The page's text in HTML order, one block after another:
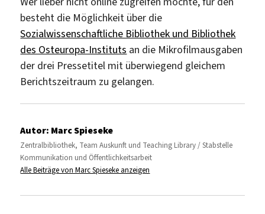
besteht die Möglichkeit über die
Sozialwissenschaftliche Bibliothek und Bibliothek
des Osteuropa-Instituts an die Mikrofilmausgaben
der drei Pressetitel mit überwiegend gleichem
Berichtszeitraum zu gelangen.
Autor: Marc Spieseke
Zentralbibliothek, Team Auskunft und Teaching Library / Stabstelle
Kommunikation und Öffentlichkeitsarbeit
Alle Beiträge von Marc Spieseke anzeigen